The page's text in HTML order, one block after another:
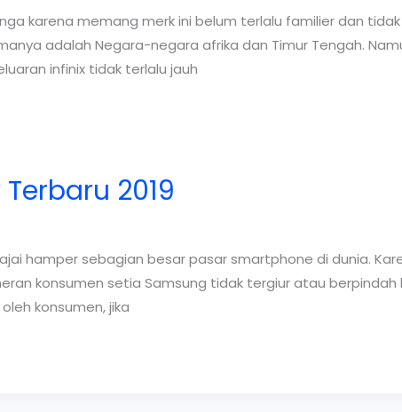
karena memang merk ini belum terlalu familier dan
adalah Negara-negara afrika dan Timur Tengah.
infinix tidak terlalu jauh
2019
hamper sebagian besar pasar smartphone di dunia.
konsumen setia Samsung tidak tergiur atau berpindah
konsumen, jika